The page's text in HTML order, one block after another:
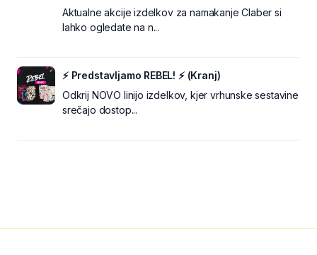
Aktualne akcije izdelkov za namakanje Claber si
lahko ogledate na n...
⚡ Predstavljamo REBEL! ⚡ (Kranj)
Odkrij NOVO linijo izdelkov, kjer vrhunske sestavine
srečajo dostop...